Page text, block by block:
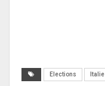
Elections Italie